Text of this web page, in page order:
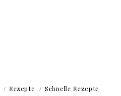
Rezepte
Schnelle Rezepte